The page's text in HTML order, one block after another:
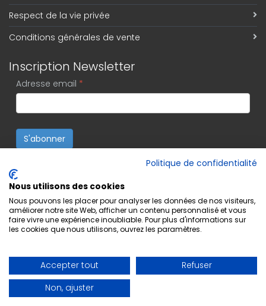
Respect de la vie privée
Conditions générales de vente
Inscription Newsletter
Adresse email *
S'abonner
Politique de confidentialité
Nous utilisons des cookies
Nous pouvons les placer pour analyser les données de nos visiteurs,
améliorer notre site Web, afficher un contenu personnalisé et vous
faire vivre une expérience inoubliable. Pour plus d'informations sur
les cookies que nous utilisons, ouvrez les paramètres.
Accepter tout
Refuser
Non, ajuster